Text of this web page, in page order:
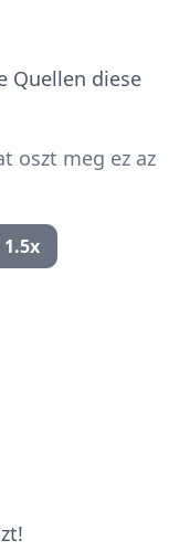
Quellen diese
oszt meg ez az
1.5x